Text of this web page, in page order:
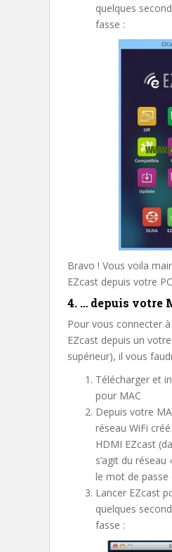
quelques
fasse :
Bravo ! Vous voila
EZcast depuis votre
4. … depuis votre
Pour vous connecter
EZcast depuis un
supérieur), il vous
Télécharger et
pour MAC
Depuis votre
réseau WiFi
HDMI EZcast
s’agit du réseau
le mot de passe
Lancer EZcast
quelques
fasse :